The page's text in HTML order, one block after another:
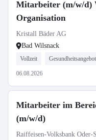
Mitarbeiter (m/w/d)
Organisation
Kristall Bäder AG
Bad Wilsnack
Vollzeit
06.08.2026
Mitarbeiter im
(m/w/d)
Raiffeisen-Volksbank Oder-